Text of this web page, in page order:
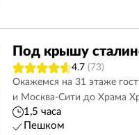
Под крышу
4.7 (73)
Окажемся на 31 этаже
и Москва-Сити до Храма
1,5 часа
Пешком